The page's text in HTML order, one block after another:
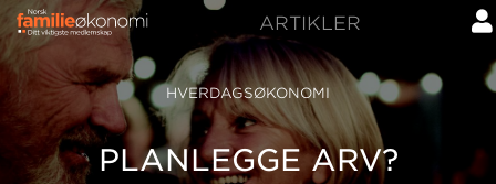
ARTIKLER
HVERDAGSØKONOMI
PLANLEGGE ARV?